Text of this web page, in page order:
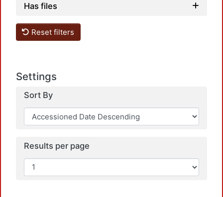
Has files
Reset filters
Settings
Sort By
Results per page